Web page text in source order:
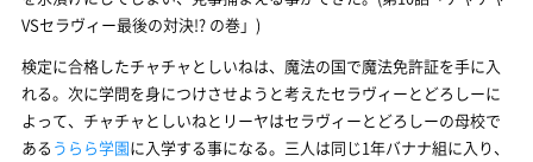
VSセラヴィー最後の対決!? の巻」)
検定に合格したチャチャとしいねは、魔法の国で魔法免許証を手に入
れる。次に学問を身につけさせようと考えたセラヴィーとどろしーに
よって、チャチャとしいねとリーヤはセラヴィーとどろしーの母校で
ある うらら学園に入学する事になる。三人は同じ1年バナナ組に入り、